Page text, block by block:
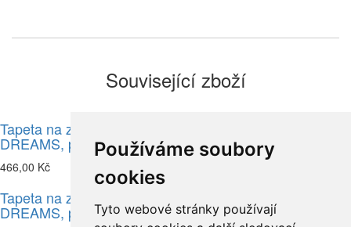
Používáme soubory
cookies
Tyto webové stránky používají
Související zboží
Tapeta na zeď, FOREST
DREAMS, palma hnědá
466,00 Kč
DREAMS, palma zelená
Tapeta na zeď, FOREST
DREAMS, palma béžová